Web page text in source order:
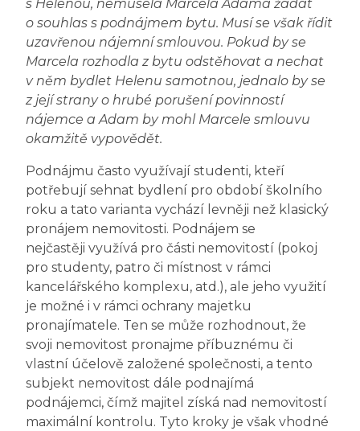
s Helenou, nemusela Marcela Adama žádat
o souhlas s podnájmem bytu. Musí se však řídit
uzavřenou nájemní smlouvou. Pokud by se
Marcela rozhodla z bytu odstěhovat a nechat
v něm bydlet Helenu samotnou, jednalo by se
z její strany o hrubé porušení povinností
nájemce a Adam by mohl Marcele smlouvu
okamžitě vypovědět.
Podnájmu často využívají studenti, kteří
potřebují sehnat bydlení pro období školního
roku a tato varianta vychází levněji než klasický
pronájem nemovitosti. Podnájem se
nejčastěji využívá pro části nemovitostí (pokoj
pro studenty, patro či místnost v rámci
kancelářského komplexu, atd.), ale jeho využití
je možné i v rámci ochrany majetku
pronajímatele. Ten se může rozhodnout, že
svoji nemovitost pronajme příbuznému či
vlastní účelově založené společnosti, a tento
subjekt nemovitost dále podnajímá
podnájemci, čímž majitel získá nad nemovitostí
maximální kontrolu. Tyto kroky je však vhodné